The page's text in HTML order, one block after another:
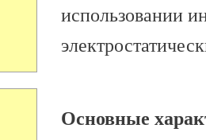
использовании
Основные